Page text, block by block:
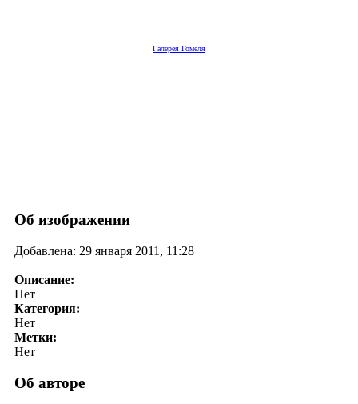
Галерея Гомеля
Об изображении
Добавлена: 29 января 2011, 11:28
Описание:
Нет
Категория:
Нет
Метки:
Нет
Об авторе